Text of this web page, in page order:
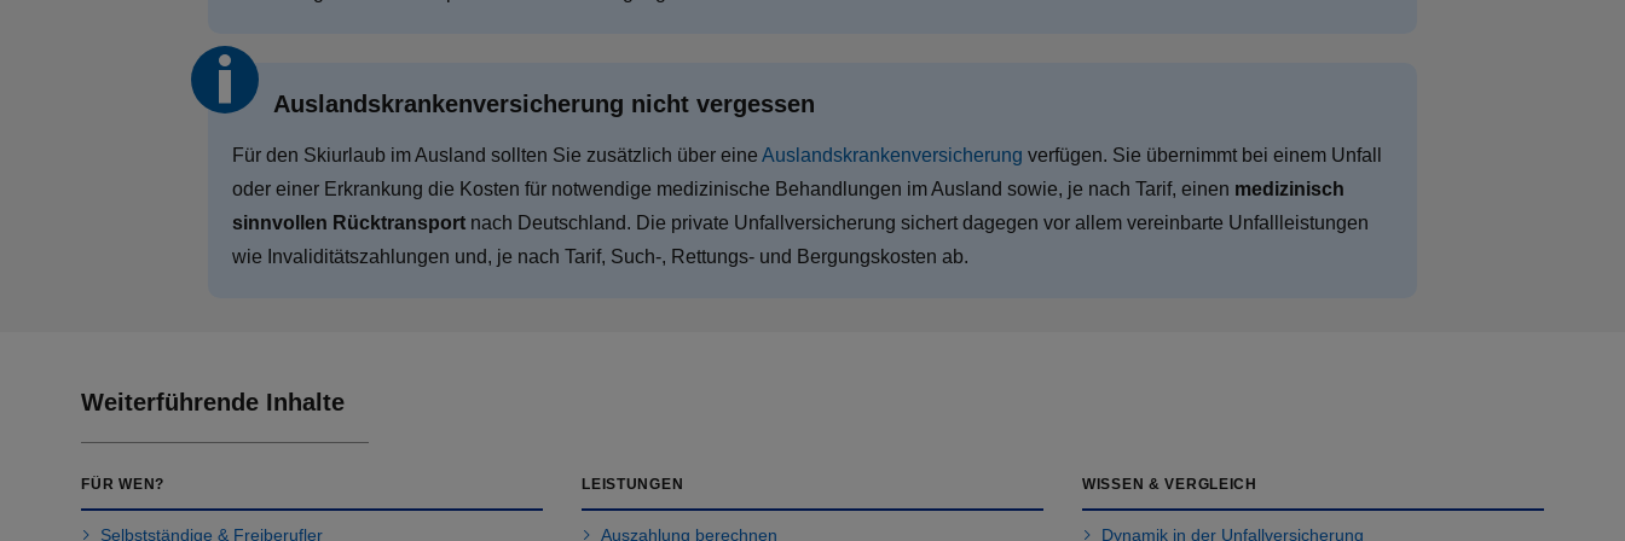
Auslandskrankenversicherung nicht vergessen
Für den Skiurlaub im Ausland sollten Sie zusätzlich über eine Auslandskrankenversicherung verfügen. Sie übernimmt bei einem Unfall
oder einer Erkrankung die Kosten für notwendige medizinische Behandlungen im Ausland sowie, je nach Tarif, einen medizinisch
sinnvollen Rücktransport nach Deutschland. Die private Unfallversicherung sichert dagegen vor allem vereinbarte Unfallleistungen
wie Invaliditätszahlungen und, je nach Tarif, Such-, Rettungs- und Bergungskosten ab.
Weiterführende Inhalte
FÜR WEN?
Selbstständige & Freiberufler
LEISTUNGEN
Auszahlung berechnen
WISSEN & VERGLEICH
Dynamik in der Unfall­versicherung